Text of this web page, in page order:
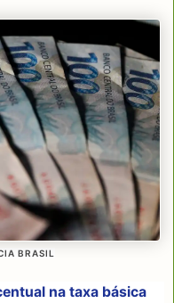
BRASIL
na taxa básica